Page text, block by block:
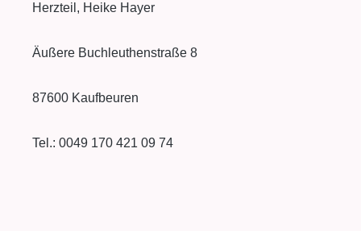
Herzteil, Heike Hayer
Äußere Buchleuthenstraße 8
87600 Kaufbeuren
Tel.: 0049 170 421 09 74